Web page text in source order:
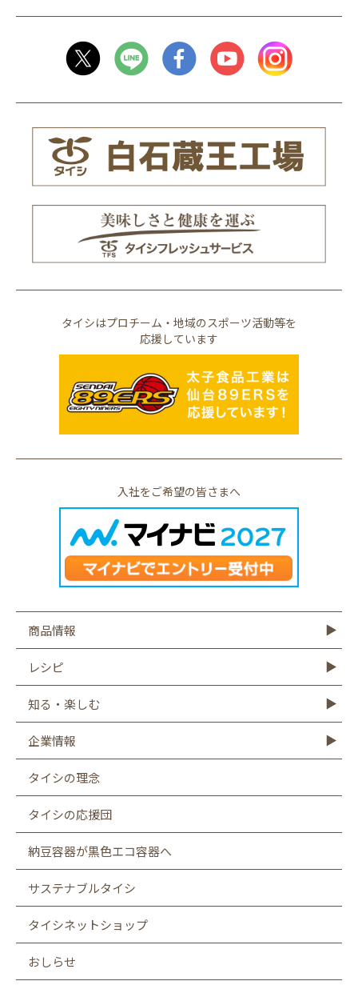
タイシはプロチーム・地域のスポーツ活動等を
応援しています
入社をご希望の皆さまへ
商品情報
レシピ
知る・楽しむ
企業情報
タイシの理念
タイシの応援団
納豆容器が黒色エコ容器へ
サステナブルタイシ
タイシネットショップ
おしらせ